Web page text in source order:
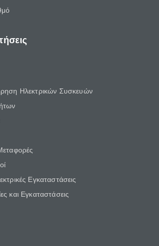
Ηλεκτρικών Συσκευών
Εγκαταστάσεις
και Εγκαταστάσεις